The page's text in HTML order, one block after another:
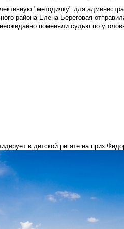
"методичку" для
района Елена Береговая
поменяли судью по
в детской регате на приз